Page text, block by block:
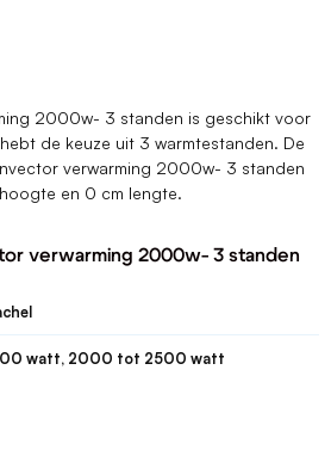
2000w- 3 standen is geschikt voor
de keuze uit 3 warmtestanden. De
verwarming 2000w- 3 standen
en 0 cm lengte.
verwarming 2000w- 3 standen
watt, 2000 tot 2500 watt